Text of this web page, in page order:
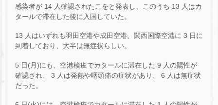
感染者が 14 人確認されたこをと発表し、このうち 13 人はカ
タールで滞在した後に入国していた。
13 人はいずれも羽田空港や成田空港、関西国際空港に 3 日に
到着しており、大半は無症状らしい。
5 日(月)にも、空港検疫でカタールに滞在した 9 人の陽性が
確認され、 3 人は発熱や咽頭痛の症状があり、 6 人は無症状
だった。